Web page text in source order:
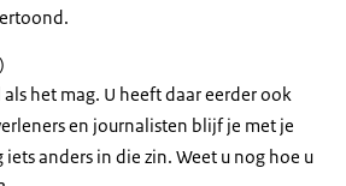
het mag. U heeft daar eerder ook
en journalisten blijf je met je
iets anders in die zin. Weet u nog hoe u